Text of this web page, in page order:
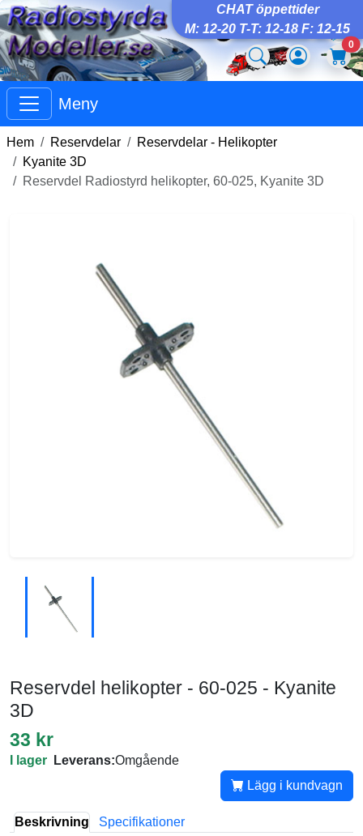
CHAT öppettider
M: 12-20 T-T: 12-18 F: 12-15
0
Meny
Hem Reservdelar
Reservdelar - Helikopter
Kyanite 3D
Reservdel Radiostyrd helikopter, 60-025, Kyanite 3D
Reservdel helikopter - 60-025 - Kyanite
3D
33 kr
I lager Leverans:Omgående
Lägg i kundvagn
Beskrivning Specifikationer